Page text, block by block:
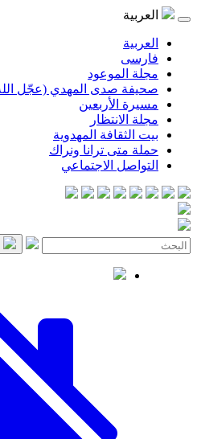
المهدي (عجّل الله فرجه)
المهدوية
ترانا ونراك
الاجتماعي